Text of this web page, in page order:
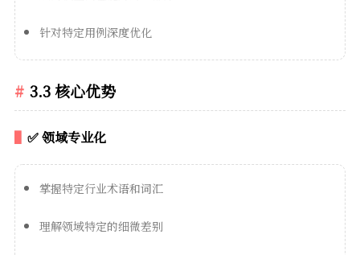
针对特定用例深度优化
3.3 核心优势
✅ 领域专业化
掌握特定行业术语和词汇
理解领域特定的细微差别